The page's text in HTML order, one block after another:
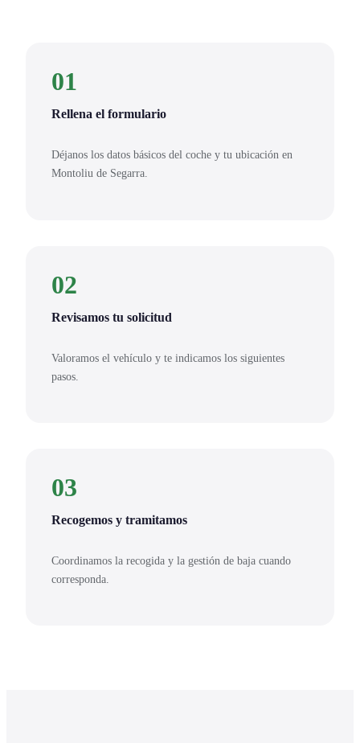
01
Rellena el formulario
Déjanos los datos básicos del coche y tu ubicación en
Montoliu de Segarra.
02
Revisamos tu solicitud
Valoramos el vehículo y te indicamos los siguientes
pasos.
03
Recogemos y tramitamos
Coordinamos la recogida y la gestión de baja cuando
corresponda.